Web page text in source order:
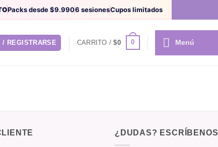
Packs desde $9.9906 sesionesCupos limitados
/ REGISTRARSE CARRITO /$0 0 Menú
¿DUDAS? ESCRÍBENOS